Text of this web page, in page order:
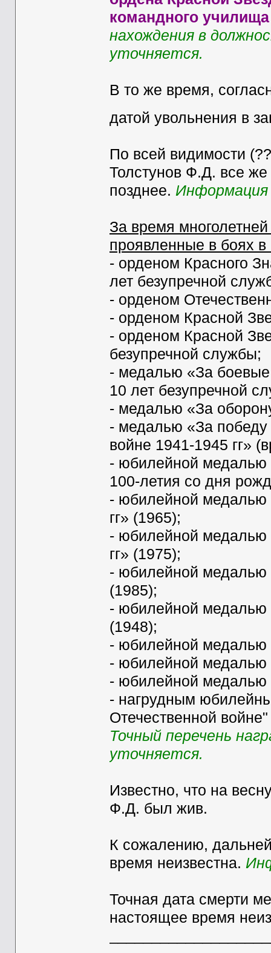
командного
нахождения в
уточняется.
В то же время,
датой увольнения в
По всей видимости
Толстунов Ф.Д. все
позднее.
За время
проявленные в боях
- орденом Красного
лет безупречной
- орденом
- орденом Красной
- орденом Красной
безупречной службы;
- медалью «За боевые
10 лет безупречной
- медалью «За
- медалью «За победу
войне 1941-1945 гг»
- юбилейной медалью
100-летия со дня
- юбилейной медалью
гг» (1965);
- юбилейной медалью
гг» (1975);
- юбилейной медалью
(1985);
- юбилейной медалью
(1948);
- юбилейной
- юбилейной
- юбилейной
- нагрудным
Отечественной
Точный перечень
уточняется.
Известно, что на
Ф.Д. был жив.
К сожалению,
время неизвестна.
Точная дата смерти
настоящее время